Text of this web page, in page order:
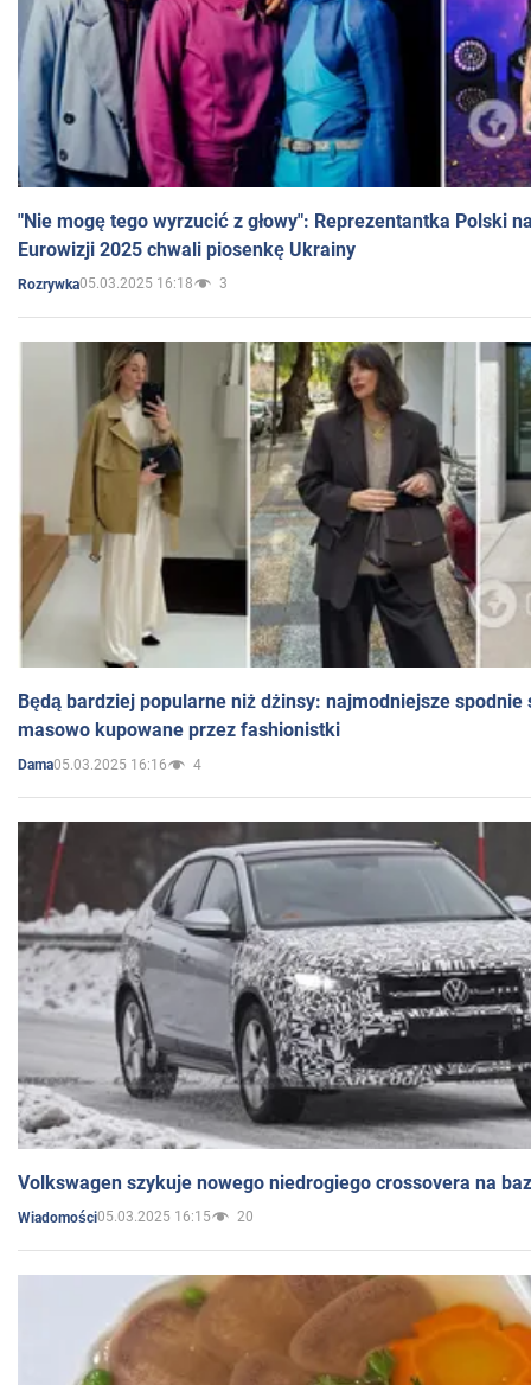
"Nie mogę tego wyrzucić z głowy": Reprezentantka Polski
Eurowizji 2025 chwali piosenkę Ukrainy
Rozrywka05.03.2025 16:18 3
Będą bardziej popularne niż dżinsy: najmodniejsze spodnie
masowo kupowane przez fashionistki
Dama05.03.2025 16:16 4
Volkswagen szykuje nowego niedrogiego crossovera na
Wiadomości05.03.2025 16:15 20